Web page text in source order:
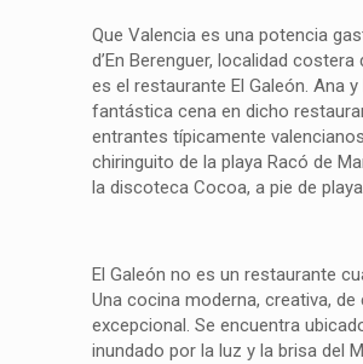
Que Valencia es una potencia
d’En Berenguer, localidad
es el restaurante El Galeón. Ana
fantástica cena en dicho
entrantes típicamente
chiringuito de la playa Racó de
la discoteca Cocoa, a pie de
El Galeón no es un restaurante
Una cocina moderna, creativa,
excepcional. Se encuentra
inundado por la luz y la brisa del